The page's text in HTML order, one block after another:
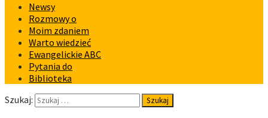
Newsy
Rozmowy o
Moim zdaniem
Warto wiedzieć
Ewangelickie ABC
Pytania do
Biblioteka
Szukaj: